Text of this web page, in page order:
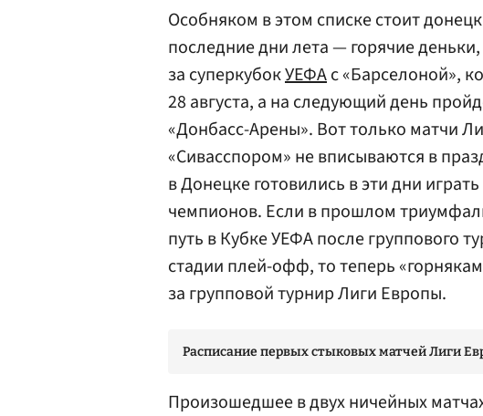
Особняком в этом списке стоит
последние дни лета — горячие деньки,
за суперкубокУЕФАс «Барселоной»,
28 августа, а на следующий день
«Донбасс-Арены». Вот только матчи
«Сивасспором» не вписываются в
в Донецке готовились в эти дни
чемпионов. Если в прошлом
путь в Кубке УЕФА после группового
стадии плей-офф, то теперь
за групповой турнир Лиги Европы.
Расписание первых стыковых матчей Лиги
Произошедшее в двух ничейных